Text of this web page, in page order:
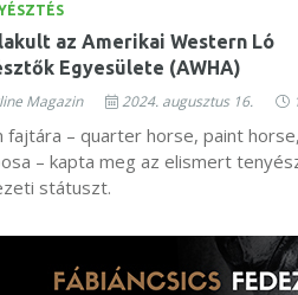
az Amerikai Western Ló
Egyesülete (AWHA)
Magazin 2024. augusztus 16.
fajtára – quarter horse, paint
– kapta meg az elismert
státuszt.